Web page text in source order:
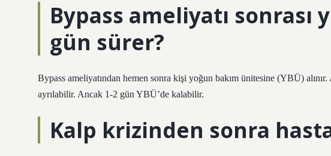
Bypass ameliyatı sonrası
gün sürer?
Bypass ameliyatından hemen sonra kişi yoğun bakım ünitesine (YBÜ)
ayrılabilir. Ancak 1-2 gün YBÜ’de kalabilir.
Kalp krizinden sonra